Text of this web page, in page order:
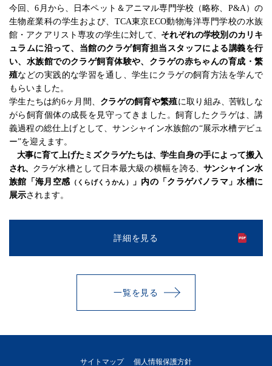
今回、6 月から、日本ペット＆アニマル専門学校（略称、 P&A ）の
生物産業科の学生および、 TCA東京ECO動物海洋専門学校の水族
館・アクアリスト専攻の学生に対して、 それぞれの学校別のカリキ
ュラムに沿って、当館のクラゲ飼育担当スタッフによる講義を行
い、水族館でのクラゲ飼育体験や、クラゲの赤ちゃんの育成・繁
殖などの実践的な学習を通し、学生にクラゲの飼育方法を学んで
もらいました。
学生たちは約6ヶ月間、 クラゲの飼育や繁殖に取り組み 、苦戦しな
がら飼育個体の成長を見守ってきました。飼育したクラゲは、講
義過程の総仕上げとして、サンシャイン水族館の“展示水槽デビュ
ー”を迎えます。
大事に育て上げたミズクラゲたちは、 学生自身の手によって搬入
され、 クラゲ水槽として日本最大級の横幅を誇る、 サンシャイン水
族館「海月空感 （くらげくうかん）
」内の「クラゲパノラマ」水槽に
展示されます。
詳細を見る
一覧を見る
サイトマップ 個人情報保護方針